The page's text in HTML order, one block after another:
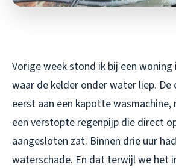
Vorige week stond ik bij een
waar de kelder onder water liep. De
eerst aan een kapotte wasmachine,
een verstopte regenpijp die direct
aangesloten zat. Binnen drie uur
waterschade. En dat terwijl we het